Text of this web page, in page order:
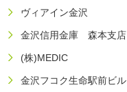
ヴィアイン金沢
金沢信用金庫 森本支店
(株)MEDIC
金沢フコク生命駅前ビル